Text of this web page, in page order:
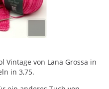
Vintage von Lana Grossa in
in 3,75.